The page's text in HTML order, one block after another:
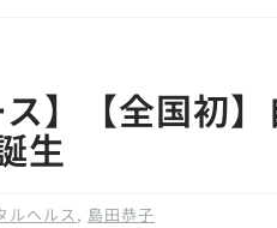
ス】【全国初
生
ルヘルス, 島田恭子